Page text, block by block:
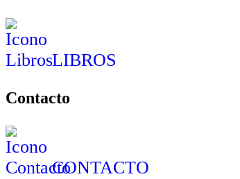
LIBROS
Contacto
CONTACTO